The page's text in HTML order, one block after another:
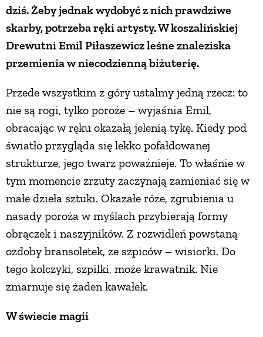
dziś. Żeby jednak wydobyć z nich prawdziwe
skarby, potrzeba ręki artysty. W koszalińskiej
Drewutni Emil Piłaszewicz leśne znaleziska
przemienia w niecodzienną biżuterię.
Przede wszystkim z góry ustalmy jedną rzecz: to
nie są rogi, tylko poroże – wyjaśnia Emil,
obracając w ręku okazałą jelenią tykę. Kiedy pod
światło przygląda się lekko pofałdowanej
strukturze, jego twarz poważnieje. To właśnie w
tym momencie zrzuty zaczynają zamieniać się w
małe dzieła sztuki. Okazałe róże, zgrubienia u
nasady poroża w myślach przybierają formy
obrączek i naszyjników. Z rozwidleń powstaną
ozdoby bransoletek, ze szpiców – wisiorki. Do
tego kolczyki, szpilki, może krawatnik. Nie
zmarnuje się żaden kawałek.
W świecie magii
ZRÓB TO SAM
PRZEPISY
ŚNIADANIA
PRZYSTAWKI
ZUPY
DANIA GŁÓWNE
CIASTA I DESERY
DODATKI